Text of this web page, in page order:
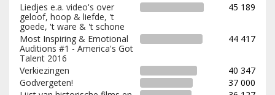
Liedjes e.a. video's over
geloof, hoop & liefde, 't
goede, 't ware & 't schone
45 189
Most Inspiring & Emotional
Auditions #1 - America's Got
Talent 2016
44 417
Verkiezingen
40 347
Godvergeten!
37 000